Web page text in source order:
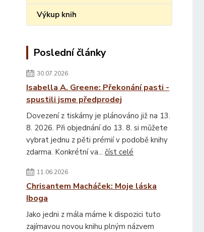
Výkup knih
Poslední články
30.07.2026
Isabella A. Greene: Překonání pasti -
spustili jsme předprodej
Dovezení z tiskárny je plánováno již na 13.
8. 2026. Při objednání do 13. 8. si můžete
vybrat jednu z pěti prémií v podobě knihy
zdarma. Konkrétní va... číst celé
11.06.2026
Chrisantem Macháček: Moje láska
Iboga
Jako jedni z mála máme k dispozici tuto
zajímavou novou knihu plným názvem